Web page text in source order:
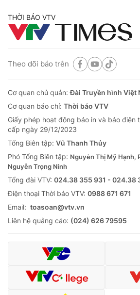
THỜI BÁO VTV
Theo dõi báo trên
Cơ quan chủ quản:Đài Truyền hình Việt
Cơ quan báo chí: Thời báo VTV
Giấy phép hoạt động báo in và báo điện
cấp ngày 29/12/2023
Tổng Biên tập: Vũ Thanh Thủy
Phó Tổng Biên tập: Nguyễn Thị Mỹ Hạnh,
Nguyễn Trọng Ninh
Tổng đài VTV: 024.38 355 931 - 024.38
Ðiện thoại Thời báo VTV: 0988 671 671
Email: toasoan@vtv.vn
Liên hệ quảng cáo: (024) 626 79595